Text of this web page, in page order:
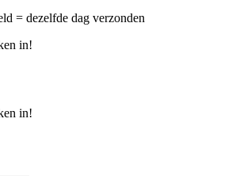
= dezelfde dag verzonden
in!
in!